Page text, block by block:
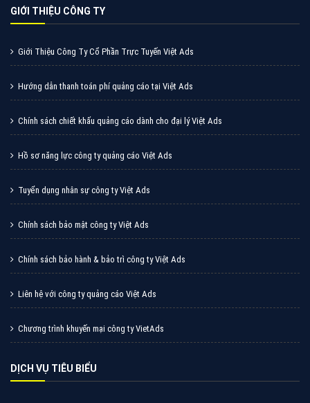
GIỚI THIỆU CÔNG TY
Giới Thiệu Công Ty Cổ Phần Trực Tuyến Việt Ads
Hướng dẫn thanh toán phí quảng cáo tại Việt Ads
Chính sách chiết khấu quảng cáo dành cho đại lý Việt Ads
Hồ sơ năng lực công ty quảng cáo Việt Ads
Tuyển dụng nhân sự công ty Việt Ads
Chính sách bảo mật công ty Việt Ads
Chính sách bảo hành & bảo trì công ty Việt Ads
Liên hệ với công ty quảng cáo Việt Ads
Chương trình khuyến mại công ty VietAds
DỊCH VỤ TIÊU BIỂU